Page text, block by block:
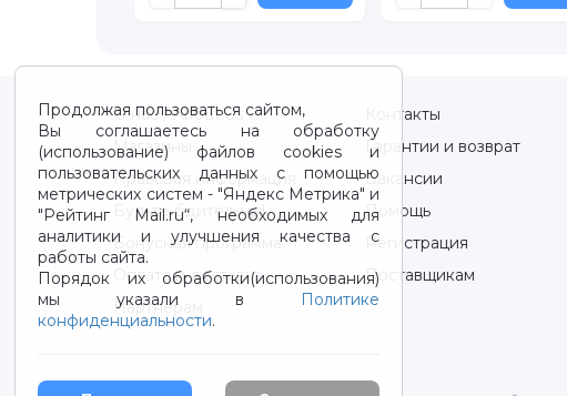
Продолжая пользоваться сайтом,
Вы соглашаетесь на обработку
(использование) файлов cookies и
пользовательских данных с помощью
метрических систем - "Яндекс Метрика" и
"Рейтинг Mail.ru“, необходимых для
аналитики и улучшения качества с
работы сайта.
Порядок их обработки(использования)
мы указали в Политике
конфиденциальности.
О нас / About us
Контакты
Магазины
Гарантии и возврат
Правовая информация
Вакансии
Будьте бдительны!
Помощь
Бонусная программа
Регистрация
Оплата и доставка
Поставщикам
Партнерам